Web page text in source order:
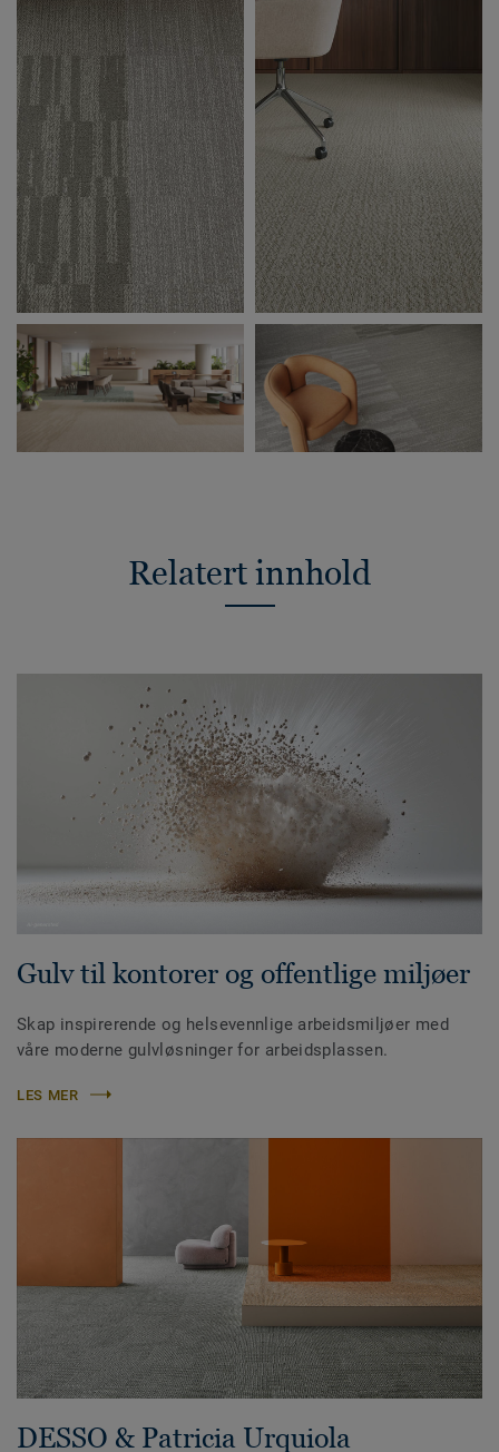
Relatert innhold
Gulv til kontorer og offentlige miljøer
Skap inspirerende og helsevennlige arbeidsmiljøer med
våre moderne gulvløsninger for arbeidsplassen.
LES MER
DESSO & Patricia Urquiola